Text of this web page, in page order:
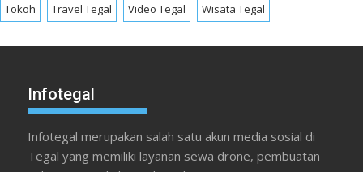
Tokoh Travel Tegal Video Tegal Wisata Tegal
Infotegal
Infotegal merupakan salah satu akun media sosial di
Tegal yang memiliki layanan sewa drone, pembuatan